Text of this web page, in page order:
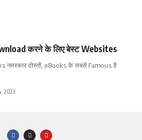
करने के लिए बेस्ट Websites
नमस्कार दोस्तों, eBooks के सबसे Famous है
2023